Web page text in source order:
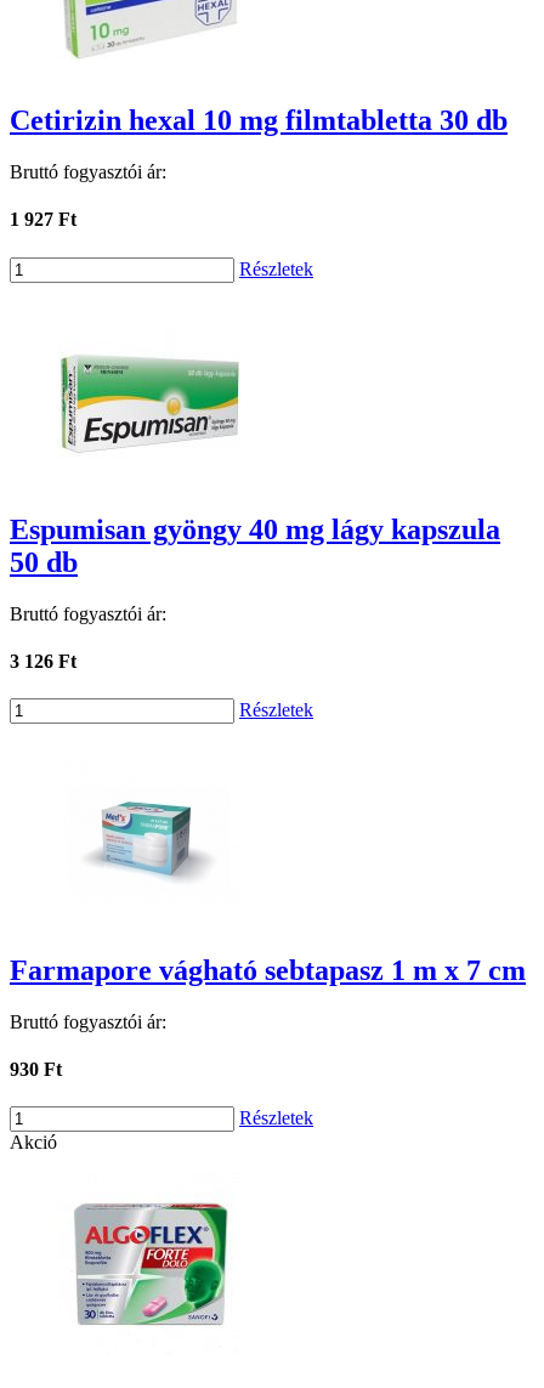
Cetirizin hexal 10 mg filmtabletta 30 db
Bruttó fogyasztói ár:
1 927 Ft
Részletek
Espumisan gyöngy 40 mg lágy kapszula
50 db
Bruttó fogyasztói ár:
3 126 Ft
Részletek
Farmapore vágható sebtapasz 1 m x 7 cm
Bruttó fogyasztói ár:
930 Ft
Részletek
Akció